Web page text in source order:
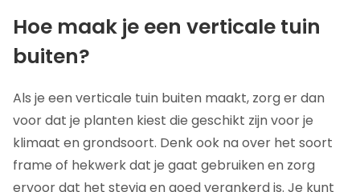
Hoe maak je een verticale tuin
buiten?
Als je een verticale tuin buiten maakt, zorg er dan
voor dat je planten kiest die geschikt zijn voor je
klimaat en grondsoort. Denk ook na over het soort
frame of hekwerk dat je gaat gebruiken en zorg
ervoor dat het stevig en goed verankerd is. Je kunt